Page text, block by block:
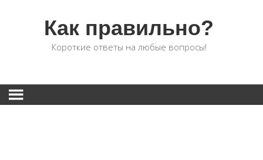
Как правильно?
Короткие ответы на любые вопросы!